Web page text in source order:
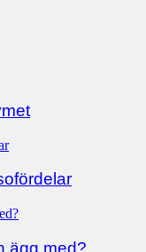
ägg med?